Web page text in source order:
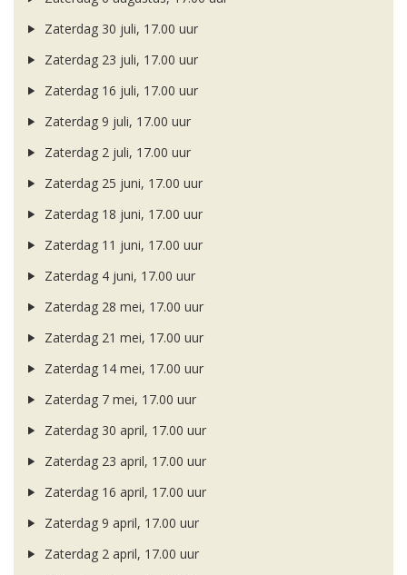
Zaterdag 30 juli, 17.00 uur
Zaterdag 23 juli, 17.00 uur
Zaterdag 16 juli, 17.00 uur
Zaterdag 9 juli, 17.00 uur
Zaterdag 2 juli, 17.00 uur
Zaterdag 25 juni, 17.00 uur
Zaterdag 18 juni, 17.00 uur
Zaterdag 11 juni, 17.00 uur
Zaterdag 4 juni, 17.00 uur
Zaterdag 28 mei, 17.00 uur
Zaterdag 21 mei, 17.00 uur
Zaterdag 14 mei, 17.00 uur
Zaterdag 7 mei, 17.00 uur
Zaterdag 30 april, 17.00 uur
Zaterdag 23 april, 17.00 uur
Zaterdag 16 april, 17.00 uur
Zaterdag 9 april, 17.00 uur
Zaterdag 2 april, 17.00 uur